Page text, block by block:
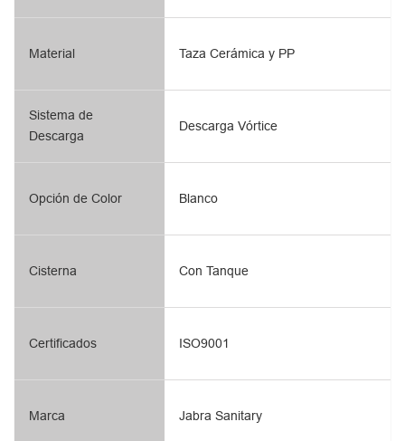
Material
Sistema de
Descarga
Taza Cerámica y PP
Descarga Vórtice
Opción de Color
Cisterna
Certificados
Marca
Blanco
Con Tanque
ISO9001
Jabra Sanitary